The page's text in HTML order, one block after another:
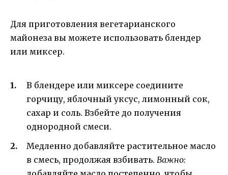
Для приготовления вегетарианского
майонеза вы можете использовать блендер
или миксер.
В блендере или миксере соедините
горчицу, яблочный уксус, лимонный сок,
сахар и соль. Взбейте до получения
однородной смеси.
Медленно добавляйте растительное масло
в смесь, продолжая взбивать. Важно: